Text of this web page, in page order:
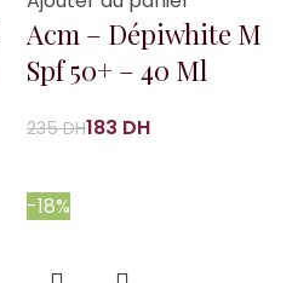
Acm – Dépiwhite M
Spf 50+ – 40 Ml
235DH183 DH
-18%